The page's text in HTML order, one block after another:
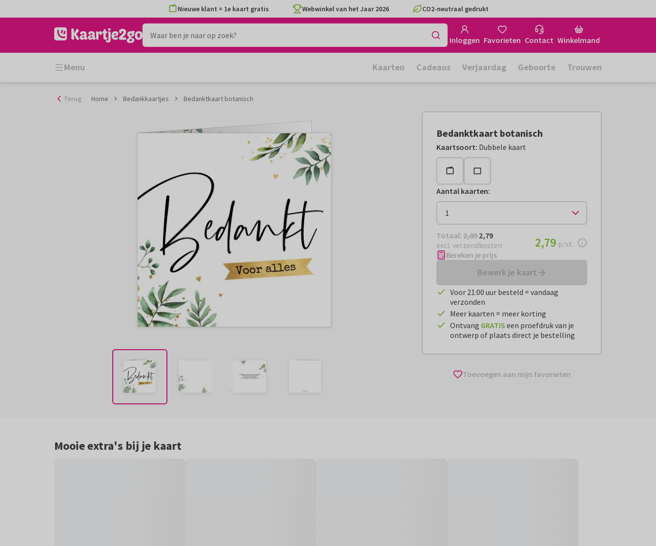
naar
Nieuwe klant = 1e kaart gratis Webwinkel van het Jaar 2026 CO2-neutraal gedrukt
Inloggen Favorieten Contact Winkelmand
Menu Kaarten Cadeaus Verjaardag Geboorte Trouwen
Terug Home Bedankkaartjes Bedanktkaart botanisch
Bedanktkaart botanisch
Kaartsoort: Dubbele kaart
Aantal kaarten:
Totaal: € 2,79
Totaal: 2,89 2,79
excl. verzendkosten
€ 2,79per stuk
2,79 p/st.
Bereken je prijs
Bewerk je kaart
Voor 21:00 uur besteld = vandaag
verzonden
Meer kaarten = meer korting
Ontvang GRATIS een proefdruk van je
ontwerp of plaats direct je bestelling
Toevoegen aan mijn favorieten
Mooie extra's bij je kaart